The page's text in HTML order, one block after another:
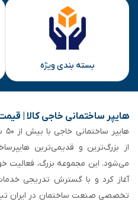
بسته بندی ویژه
هایپر ساختمانی خاجی‌ کالا |
از بزرگ‌ترین و قدیمی‌ترین
می‌شود. این مجموعه بزرگ، فعالیت
آغاز کرد و با گسترش تدریجی
تخصصی صنعت ساختمان در ایران